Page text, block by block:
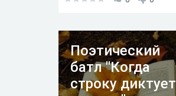
Поэтический
батл "Когда
строку диктует